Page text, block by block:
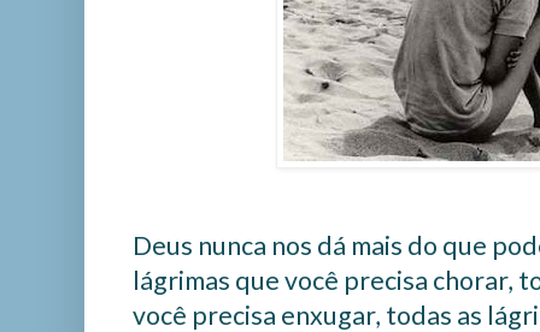
Deus nunca nos dá mais do que
lágrimas que você precisa chorar,
você precisa enxugar, todas as